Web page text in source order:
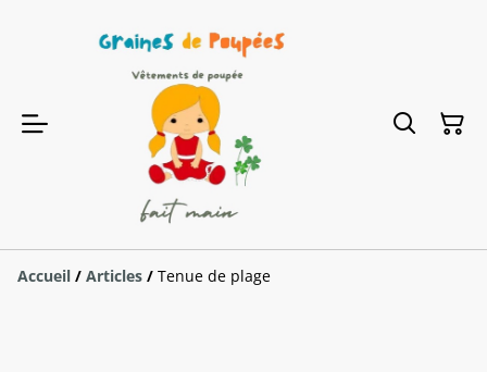
Accueil / Articles / Tenue de plage